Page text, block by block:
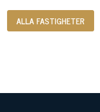
ALLA FASTIGHETER